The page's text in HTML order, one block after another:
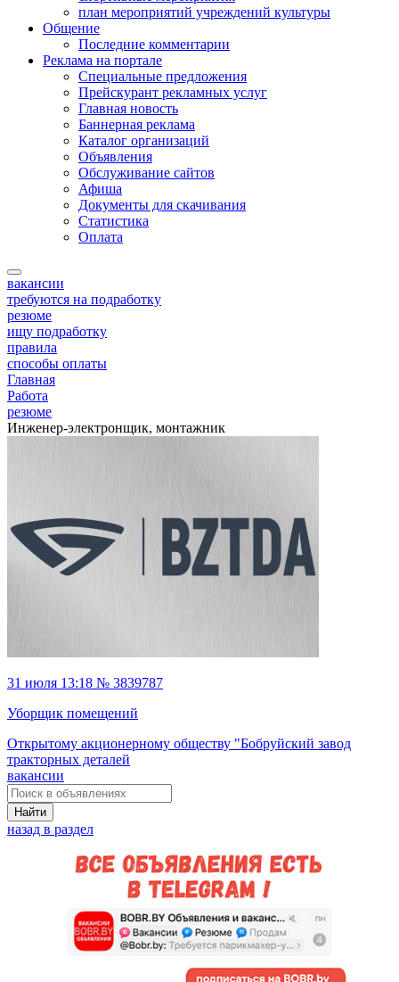
план мероприятий учреждений культуры
Общение
Последние комментарии
Реклама на портале
Специальные предложения
Прейскурант рекламных услуг
Главная новость
Баннерная реклама
Каталог организаций
Объявления
Обслуживание сайтов
Афиша
Документы для скачивания
Статистика
Оплата
вакансии
требуются на подработку
резюме
ищу подработку
правила
способы оплаты
Главная
Работа
резюме
Инженер-электронщик, монтажник
31 июля 13:18 № 3839787
Уборщик помещений
Открытому акционерному обществу "Бобруйский завод
тракторных деталей
вакансии
Найти
назад в раздел